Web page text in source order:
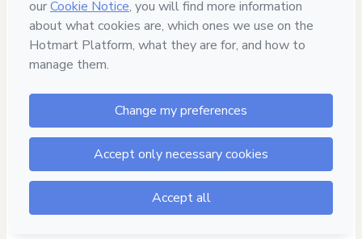
Safe purchase
Secure and authenticated environment
Approved content
100% reviewed and approved